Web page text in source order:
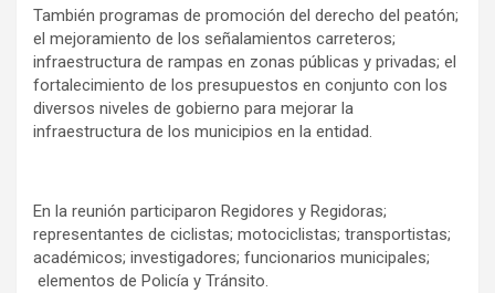
También programas de promoción del derecho del peatón;
el mejoramiento de los señalamientos carreteros;
infraestructura de rampas en zonas públicas y privadas; el
fortalecimiento de los presupuestos en conjunto con los
diversos niveles de gobierno para mejorar la
infraestructura de los municipios en la entidad.
En la reunión participaron Regidores y Regidoras;
representantes de ciclistas; motociclistas; transportistas;
académicos; investigadores; funcionarios municipales;
elementos de Policía y Tránsito.